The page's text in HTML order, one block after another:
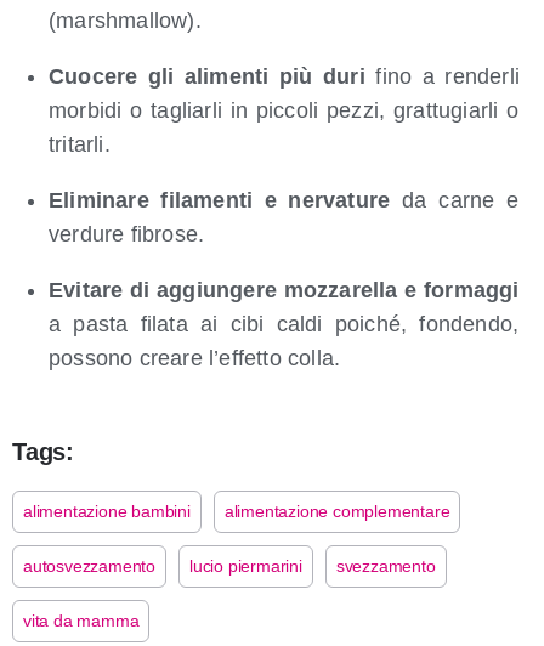
(marshmallow).
Cuocere gli alimenti più duri fino a renderli
morbidi o tagliarli in piccoli pezzi, grattugiarli o
tritarli.
Eliminare filamenti e nervature da carne e
verdure fibrose.
Evitare di aggiungere mozzarella e formaggi
a pasta filata ai cibi caldi poiché, fondendo,
possono creare l’effetto colla.
Tags:
alimentazione bambini alimentazione complementare
autosvezzamento lucio piermarini svezzamento
vita da mamma